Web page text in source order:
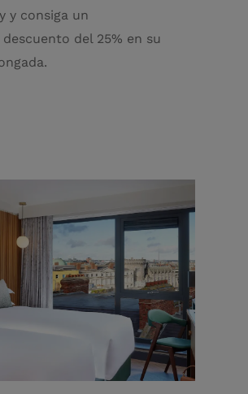
y consiga un
del 25% en su